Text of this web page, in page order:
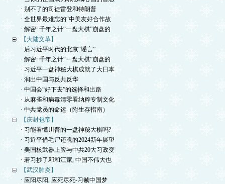
· 别不了的司徒雷登和特朗普
· 全世界最难忘的“中美友好合作故
· 解密: 千年之计“一盘大棋”崩盘的
【大陆文革】
· 后习近平时代的北京“谣言”
· 解密: 千年之计“一盘大棋”崩盘的
· 习近平一盘神秘大棋成就了大日本
· 润出中国与反共反华
· 中国会“好下去”的选择和出路
· 从麻雀和病毒清零看纳粹专制文化
· 中共党员的命运（附生存指南）
【庆封包帝】
· 习能看懂川普的一盘神秘大棋吗?
· 习近平借毛尸还魂的2024新年展望
· 美国核武器上膛与中共20大习政变
· 若习抄了邓和江家, 中国不伟大也
【武汉肺炎】
· 应阳尽阳, 应死尽死-习贼中国梦